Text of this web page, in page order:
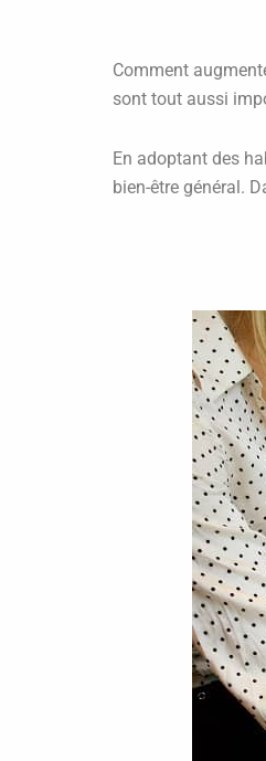
Comment
sont tout aussi
En adoptant des
bien-être général.